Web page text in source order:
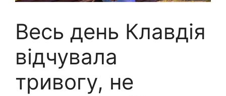
Весь день Клавдія
відчувала
тривогу, не